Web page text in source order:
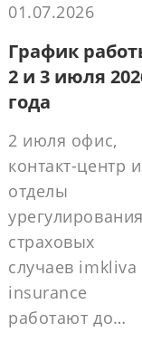
01.07.2026
График
2 и 3 июля
года
2 июля офис,
контакт-центр и
отделы
страховых
случаев imkliva
insurance
работают до